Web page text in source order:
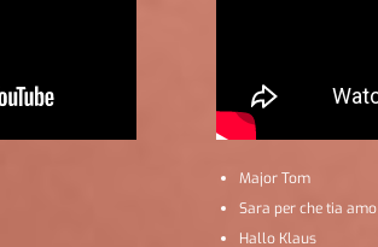
Major Tom
Sara per che tia amo
Hallo Klaus